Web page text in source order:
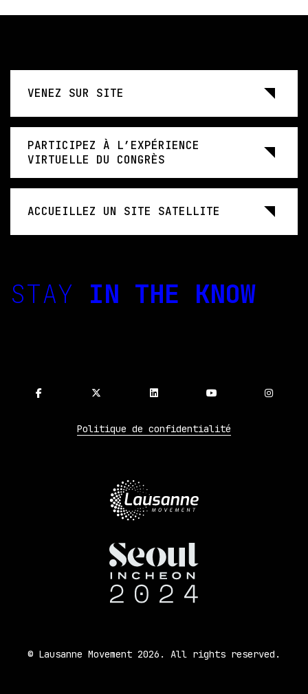
VENEZ SUR SITE
PARTICIPEZ À L’EXPÉRIENCE
VIRTUELLE DU CONGRÈS
ACCUEILLEZ UN SITE SATELLITE
STAY IN THE KNOW
Politique de confidentialité
© Lausanne Movement 2026. All rights reserved.